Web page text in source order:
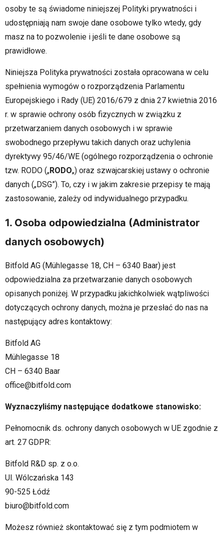
osoby te są świadome niniejszej Polityki prywatności i
udostępniają nam swoje dane osobowe tylko wtedy, gdy
masz na to pozwolenie i jeśli te dane osobowe są
prawidłowe.
Niniejsza Polityka prywatności została opracowana w celu
spełnienia wymogów o rozporządzenia Parlamentu
Europejskiego i Rady (UE) 2016/679 z dnia 27 kwietnia 2016
r. w sprawie ochrony osób fizycznych w związku z
przetwarzaniem danych osobowych i w sprawie
swobodnego przepływu takich danych oraz uchylenia
dyrektywy 95/46/WE (ogólnego rozporządzenia o ochronie
tzw. RODO („RODO„) oraz szwajcarskiej ustawy o ochronie
danych („DSG”). To, czy i w jakim zakresie przepisy te mają
zastosowanie, zależy od indywidualnego przypadku.
1. Osoba odpowiedzialna (Administrator
danych osobowych)
Bitfold AG (Mühlegasse 18, CH – 6340 Baar) jest
odpowiedzialna za przetwarzanie danych osobowych
opisanych poniżej. W przypadku jakichkolwiek wątpliwości
dotyczących ochrony danych, można je przesłać do nas na
następujący adres kontaktowy:
Bitfold AG
Mühlegasse 18
CH – 6340 Baar
office@bitfold.com
Wyznaczyliśmy następujące dodatkowe stanowisko:
Pełnomocnik ds. ochrony danych osobowych w UE zgodnie z
art. 27 GDPR:
Bitfold R&D sp. z o.o.
Ul. Wólczańska 143
90-525 Łódź
biuro@bitfold.com
Możesz również skontaktować się z tym podmiotem w